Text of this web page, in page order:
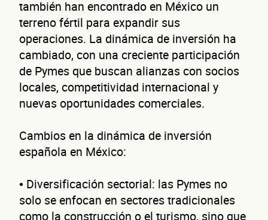
también han encontrado en México un
terreno fértil para expandir sus
operaciones. La dinámica de inversión ha
cambiado, con una creciente participación
de Pymes que buscan alianzas con socios
locales, competitividad internacional y
nuevas oportunidades comerciales.
Cambios en la dinámica de inversión
española en México:
• Diversificación sectorial: las Pymes no
solo se enfocan en sectores tradicionales
como la construcción o el turismo, sino que
¿Cuánto factura tu negocio al año?
Esto nos ayuda a ofrecerte la línea de crédito correcta para tu negocio.
No te preocupes, evaluamos cada caso de forma integral.